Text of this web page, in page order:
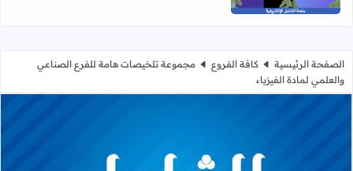
الصفحة الرئيسية كافة الفروع
مجموعة تلخيصات هامة للفرع الصناعي
والعلمي لمادة الفيزياء